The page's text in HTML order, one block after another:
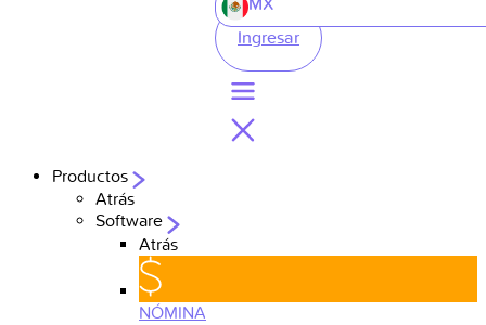
MX
Ingresar
Productos
Atrás
Software
Atrás
NÓMINA